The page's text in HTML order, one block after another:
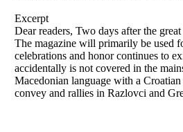
Excerpt
Dear readers, Two days after the
The magazine will primarily be used
celebrations and honor continues to
accidentally is not covered in the
Macedonian language with a
convey and rallies in Razlovci and